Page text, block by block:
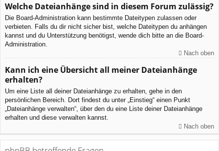
Welche Dateianhänge sind in diesem Forum zulässig?
Die Board-Administration kann bestimmte Dateitypen zulassen oder
verbieten. Falls du dir nicht sicher bist, welche Dateitypen du anhängen
kannst und du Unterstützung benötigst, wende dich bitte an die Board-
Administration.
Nach oben
Kann ich eine Übersicht all meiner Dateianhänge
erhalten?
Um eine Liste all deiner Dateianhänge zu erhalten, gehe in den
persönlichen Bereich. Dort findest du unter „Einstieg“ einen Punkt
„Dateianhänge verwalten“, über den du eine Liste deiner Dateianhänge
erhalten und diese verwalten kannst.
Nach oben